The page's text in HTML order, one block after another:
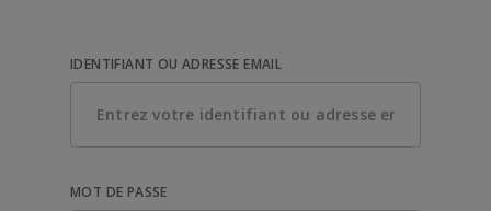
IDENTIFIANT OU ADRESSE EMAIL
MOT DE PASSE